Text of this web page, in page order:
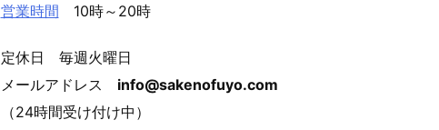
営業時間 10時～20時
定休日 毎週火曜日
メールアドレス info@sakenofuyo.com
（24時間受け付け中）